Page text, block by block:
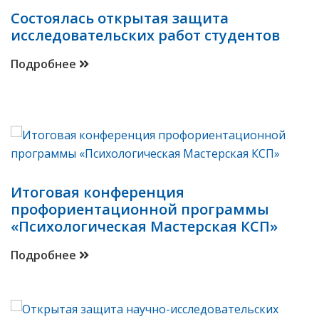
Состоялась открытая защита
исследовательских работ студентов
Подробнее
Итоговая конференция
профориентационной программы
«Психологическая Мастерская КСП»
Подробнее